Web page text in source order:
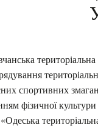
спортивних
фізичної
«Одеська